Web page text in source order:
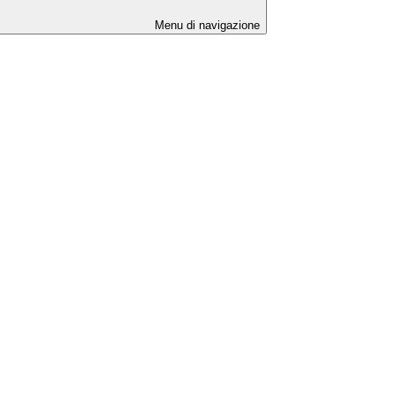
Menu di navigazione